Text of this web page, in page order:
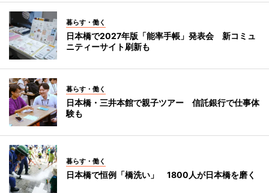
暮らす・働く
日本橋で2027年版「能率手帳」発表会 新コミュ
ニティーサイト刷新も
暮らす・働く
日本橋・三井本館で親子ツアー 信託銀行で仕事体
験も
暮らす・働く
日本橋で恒例「橋洗い」 1800人が日本橋を磨く